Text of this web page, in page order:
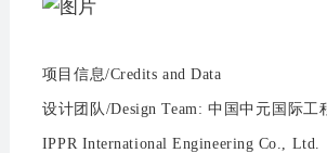
项目信息/Credits and Data
设计团队/Design Team: 中国中元国际工
IPPR International Engineering Co., Ltd.